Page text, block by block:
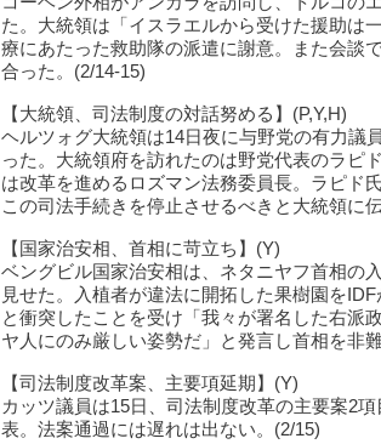
た。大統領は「イスラエルから受けた援助は
療にあたった救助隊の派遣に謝意。また会談
合った。(2/14-15)
【大統領、司法制度の対話努める】(P,Y,H)
ヘルツォグ大統領は14日夜に与野党の有力議
った。大統領府を訪れたのは野党代表のラピ
は改革を進めるロズマン法務委員長。ラピド
この司法手続きを停止させるべきと大統領に
【国家治安相、首相に苛立ち】(Y)
ベングビル国家治安相は、ネタニヤフ首相の
見せた。入植者が違法に開拓した果樹園を
と衝突したことを受け「我々が署名した右派
ヤ人にのみ厳しい姿勢だ」と発言し首相を非
【司法制度改革案、主要項延期】(Y)
カッツ議員は15日、司法制度改革の主要案2
表。法案通過には遅れは出ない。(2/15)